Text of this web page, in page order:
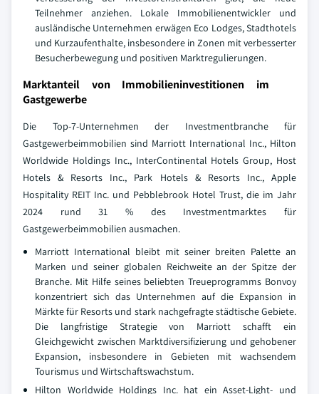
Teilnehmer anziehen. Lokale Immobilienentwickler und
ausländische Unternehmen erwägen Eco Lodges, Stadthotels
und Kurzaufenthalte, insbesondere in Zonen mit verbesserter
Besucherbewegung und positiven Marktregulierungen.
Marktanteil von Immobilieninvestitionen im
Gastgewerbe
Die Top-7-Unternehmen der Investmentbranche für
Gastgewerbeimmobilien sind Marriott International Inc., Hilton
Worldwide Holdings Inc., InterContinental Hotels Group, Host
Hotels & Resorts Inc., Park Hotels & Resorts Inc., Apple
Hospitality REIT Inc. und Pebblebrook Hotel Trust, die im Jahr
2024 rund 31 % des Investmentmarktes für
Gastgewerbeimmobilien ausmachen.
Marriott International bleibt mit seiner breiten Palette an
Marken und seiner globalen Reichweite an der Spitze der
Branche. Mit Hilfe seines beliebten Treueprogramms Bonvoy
konzentriert sich das Unternehmen auf die Expansion in
Märkte für Resorts und stark nachgefragte städtische Gebiete.
Die langfristige Strategie von Marriott schafft ein
Gleichgewicht zwischen Marktdiversifizierung und gehobener
Expansion, insbesondere in Gebieten mit wachsendem
Tourismus und Wirtschaftswachstum.
Hilton Worldwide Holdings Inc. hat ein Asset-Light- und